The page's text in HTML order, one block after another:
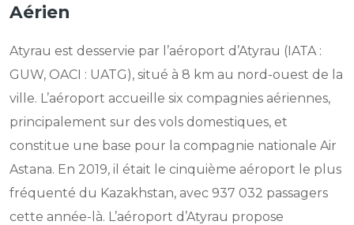
Aérien
Atyrau est desservie par l’aéroport d’Atyrau (IATA :
GUW, OACI : UATG), situé à 8 km au nord-ouest de la
ville. L’aéroport accueille six compagnies aériennes,
principalement sur des vols domestiques, et
constitue une base pour la compagnie nationale Air
Astana. En 2019, il était le cinquième aéroport le plus
fréquenté du Kazakhstan, avec 937 032 passagers
cette année-là. L’aéroport d’Atyrau propose